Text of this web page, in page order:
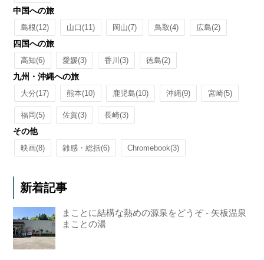
中国への旅
島根(12) 山口(11) 岡山(7) 鳥取(4) 広島(2)
四国への旅
高知(6) 愛媛(3) 香川(3) 徳島(2)
九州・沖縄への旅
大分(17) 熊本(10) 鹿児島(10) 沖縄(9) 宮崎(5)
福岡(5) 佐賀(3) 長崎(3)
その他
映画(8) 雑感・総括(6) Chromebook(3)
新着記事
まことに結構な熱めの源泉をどうぞ - 矢板温泉
まことの湯